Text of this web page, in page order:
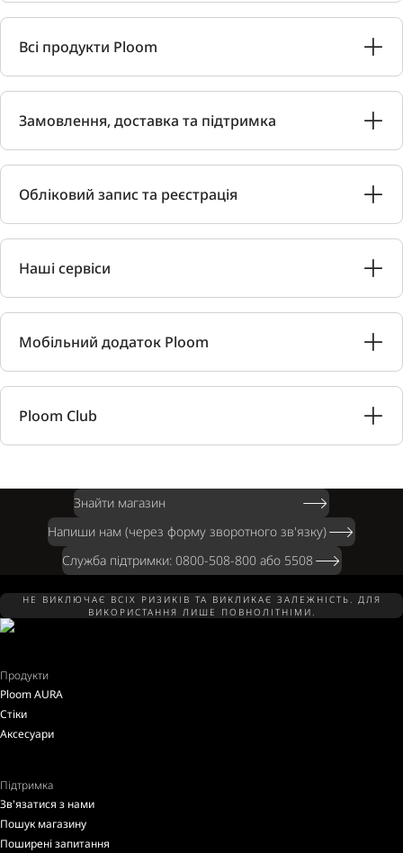
Всі продукти Ploom
Замовлення, доставка та підтримка
Обліковий запис та реєстрація
Наші сервіси
Мобільний додаток Ploom
Ploom Club
Знайти магазин
Напиши нам (через форму зворотного зв'язку)
Служба підтримки: 0800-508-800 або 5508
НЕ ВИКЛЮЧАЄ ВСІХ РИЗИКІВ ТА ВИКЛИКАЄ ЗАЛЕЖНІСТЬ. ДЛЯ
ВИКОРИСТАННЯ ЛИШЕ ПОВНОЛІТНІМИ.
Продукти
Ploom AURA
Стіки
Аксесуари
Підтримка
Зв'язатися з нами
Пошук магазину
Поширені запитання